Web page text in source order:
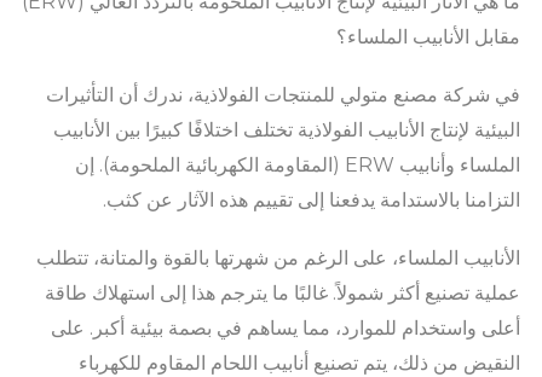
مقابل الأنابيب الملساء؟
في شركة مصنع متولي للمنتجات الفولاذية، ندرك أن التأثيرات
البيئية لإنتاج الأنابيب الفولاذية تختلف اختلافًا كبيرًا بين الأنابيب
الملساء وأنابيب ERW (المقاومة الكهربائية الملحومة). إن
التزامنا بالاستدامة يدفعنا إلى تقييم هذه الآثار عن كثب.
الأنابيب الملساء، على الرغم من شهرتها بالقوة والمتانة، تتطلب
عملية تصنيع أكثر شمولاً. غالبًا ما يترجم هذا إلى استهلاك طاقة
أعلى واستخدام للموارد، مما يساهم في بصمة بيئية أكبر. على
النقيض من ذلك، يتم تصنيع أنابيب اللحام المقاوم للكهرباء